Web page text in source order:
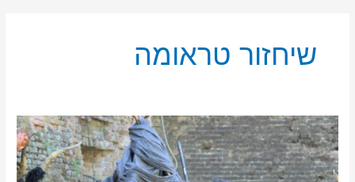
שיחזור טראומה
לארפ
בראי
פסיכולוגי:
תועלות